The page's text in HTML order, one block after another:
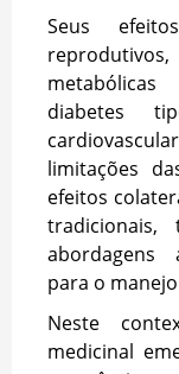
Seus
diabetes
limitações
efeitos
abordagens
para o manejo
Neste
medicinal